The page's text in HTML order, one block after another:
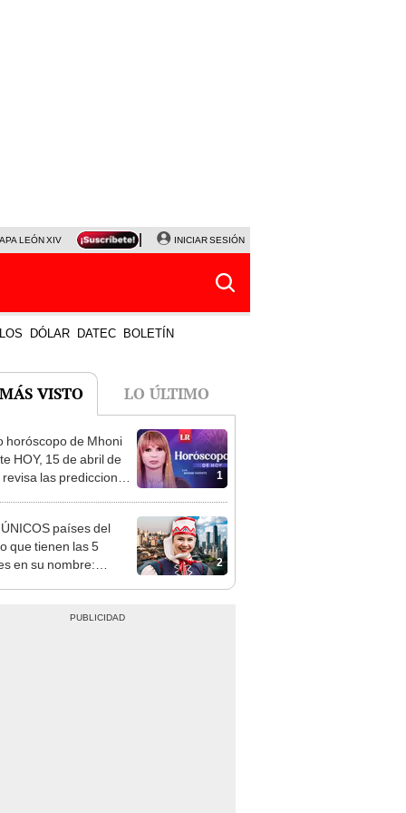
LEÓN XIV NALDY SALDAÑA LA BELLA LUZ
INICIAR SESIÓN
DÓLAR DATEC BOLETÍN
VISTO LO ÚLTIMO
1
horóscopo de Mhoni
HOY, 15 de abril de
las predicciones
2
países del
que tienen las 5
en su nombre: